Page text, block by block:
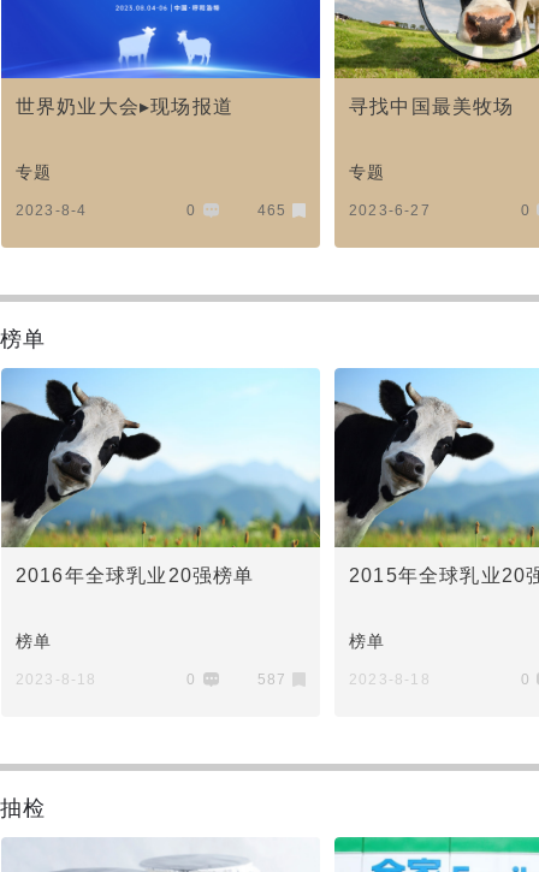
世界奶业大会▸现场报道
专题
2023-8-4 0 465
寻找中国最美牧场
专题
2023-6-27 0
榜单
2016年全球乳业20强榜单
榜单
2023-8-18 0 587
2015年全球乳业20
榜单
2023-8-18 0
抽检